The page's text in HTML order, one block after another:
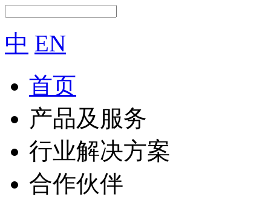
中 EN
首页
产品及服务
行业解决方案
合作伙伴